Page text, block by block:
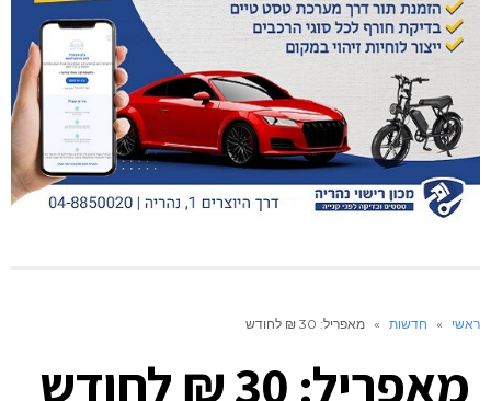
ראשי » חדשות » מאפריל: 30 ₪ לחודש
מאפריל: 30 ₪ לחודש